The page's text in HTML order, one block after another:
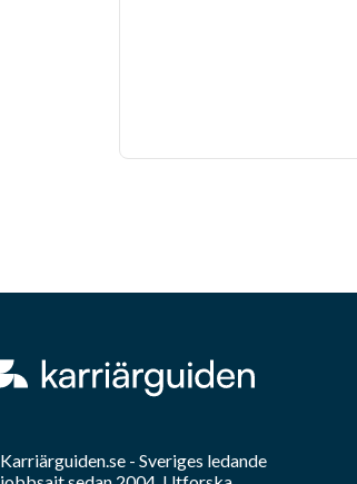
Karriärguiden.se - Sveriges ledande